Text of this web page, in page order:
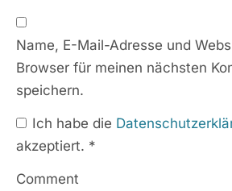
Name, E-Mail-Adresse und
Browser für meinen nächsten
speichern.
Ich habe die
akzeptiert. *
Comment